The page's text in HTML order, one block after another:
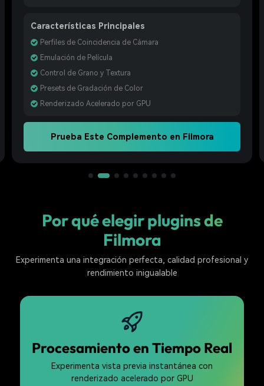
Características Principales
Perfiles de Coincidencia de Cámara
Emulación de Película
Control de Grano y Textura
Presets de Gradación de Color
Renderizado Acelerado por GPU
Prueba Este Complemento en Filmora
Por qué elegir plugins de
Filmora
Experimenta una integración perfecta, calidad profesional y
rendimiento inigualable
Procesamiento en Tiempo Real
Experimenta vista previa instantánea con
renderizado acelerado por GPU